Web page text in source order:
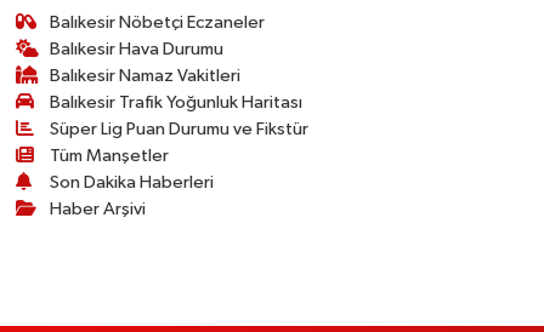
Balıkesir Nöbetçi Eczaneler
Balıkesir Hava Durumu
Balıkesir Namaz Vakitleri
Balıkesir Trafik Yoğunluk Haritası
Süper Lig Puan Durumu ve Fikstür
Tüm Manşetler
Son Dakika Haberleri
Haber Arşivi
TÜRKİYE
VİZYONDAKİLER
YAŞAM